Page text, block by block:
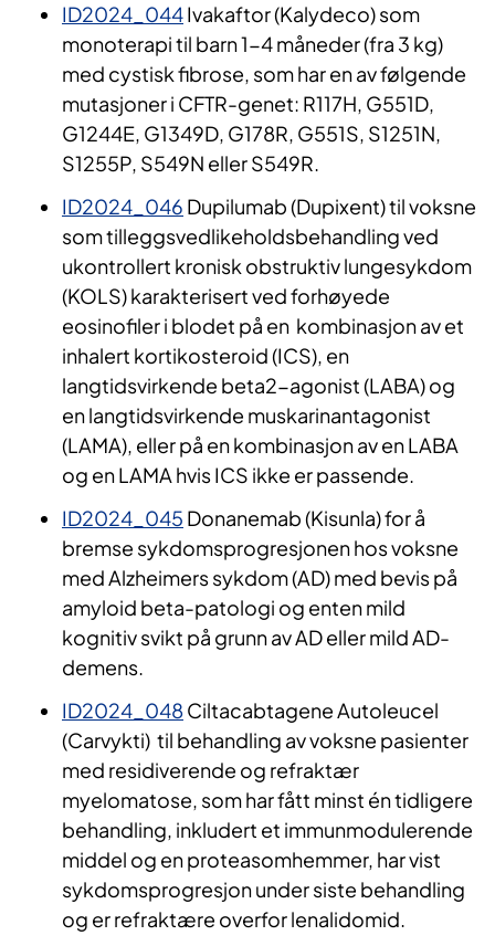
ID2024_044Ivakaftor (Kalydeco) som
monoterapi til barn 1-4 måneder (fra 3 kg)
med cystisk fibrose, som har en av følgende
mutasjoner i CFTR-genet: R117H, G551D,
G1244E, G1349D, G178R, G551S, S1251N,
S1255P, S549N eller S549R.
ID2024_046 Dupilumab (Dupixent) til voksne
som tilleggsvedlikeholdsbehandling ved
ukontrollert kronisk obstruktiv lungesykdom
(KOLS) karakterisert ved forhøyede
eosinofiler i blodet på en kombinasjon av et
inhalert kortikosteroid (ICS), en
langtidsvirkende beta2-agonist (LABA) og
en langtidsvirkende muskarinantagonist
(LAMA), eller på en kombinasjon av en LABA
og en LAMA hvis ICS ikke er passende.
ID2024_045 Donanemab (Kisunla) for å
bremse sykdomsprogresjonen hos voksne
med Alzheimers sykdom (AD) med bevis på
amyloid beta-patologi og enten mild
kognitiv svikt på grunn av AD eller mild AD-
demens.
ID2024_048Ciltacabtagene Autoleucel
(Carvykti) til behandling av voksne pasienter
med residiverende og refraktær
myelomatose, som har fått minst én tidligere
behandling, inkludert et immunmodulerende
middel og en proteasomhemmer, har vist
sykdomsprogresjon under siste behandling
og er refraktære overfor lenalidomid.